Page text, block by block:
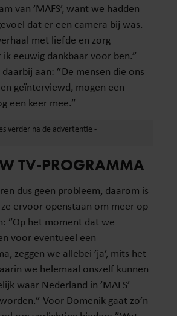
van ’MAFS’, want we hadden
dat er een camera bij was.
met liefde en zorg
eeuwig dankbaar voor ben.”
aan: ”De mensen die ons
geïnterviewd, mogen een
een keer mee.”
TV-PROGRAMMA
dus geen probleem, daarom is
ervoor openstaan om meer op
”Op het moment dat we
voor eventueel een
zeggen we allebei ’ja’, mits het
we helemaal onszelf kunnen
waar Nederland in ’MAFS’
Voor Domenik gaat zo’n